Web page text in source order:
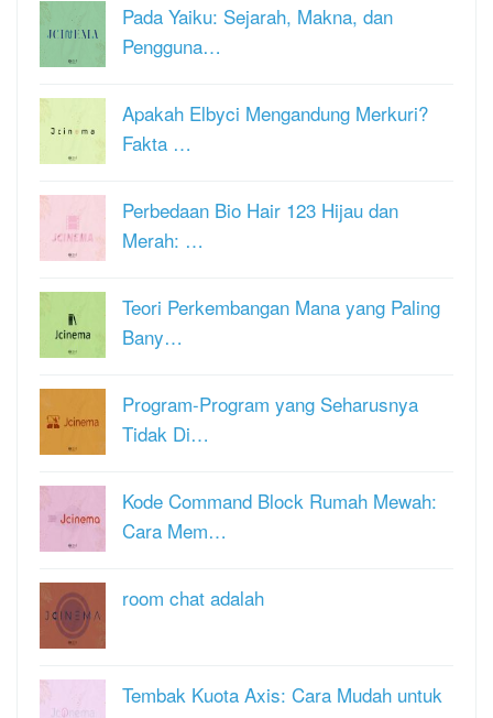
Pada Yaiku: Sejarah, Makna, dan
Pengguna…
Apakah Elbyci Mengandung Merkuri?
Fakta …
Perbedaan Bio Hair 123 Hijau dan
Merah: …
Teori Perkembangan Mana yang Paling
Bany…
Program-Program yang Seharusnya
Tidak Di…
Kode Command Block Rumah Mewah:
Cara Mem…
room chat adalah
Tembak Kuota Axis: Cara Mudah untuk